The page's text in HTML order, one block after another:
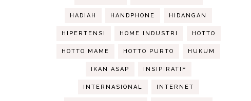
HADIAH HANDPHONE HIDANGAN
HIPERTENSI HOME INDUSTRI HOTTO
HOTTO MAME HOTTO PURTO HUKUM
IKAN ASAP INSIPIRATIF
INTERNASIONAL INTERNET